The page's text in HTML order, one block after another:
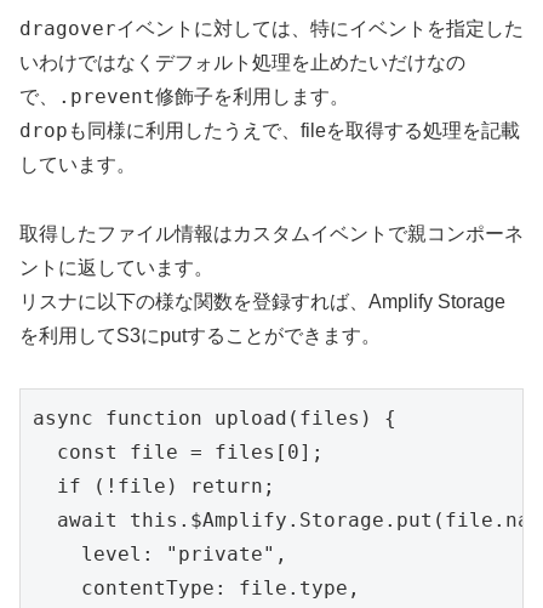
dragoverイベントに対しては、特にイベントを指定した
いわけではなくデフォルト処理を止めたいだけなの
で、
.prevent修飾子を利用します。
drop も同様に利用したうえで、fileを取得する処理を記載
しています。
取得したファイル情報はカスタムイベントで親コンポーネ
ントに返しています。
リスナに以下の様な関数を登録すれば、Amplify Storage
を利用してS3にputすることができます。
async function upload(files) {
  const file = files[0];
  if (!file) return;
await
    level: "private",
    contentType: file.type,